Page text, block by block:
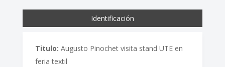
Identificación
Titulo: Augusto Pinochet visita stand UTE en
feria textil